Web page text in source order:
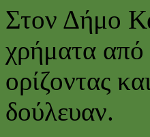
Στον Δήμο
χρήματα από
ορίζοντας
δούλευαν.